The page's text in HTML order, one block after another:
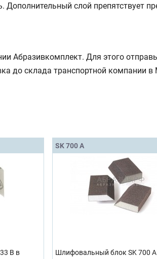
Дополнительный слой препятствует
Абразивкомплект. Для этого
до склада транспортной компании в
B в
SK 700 А
Шлифовальный блок SK 700 A